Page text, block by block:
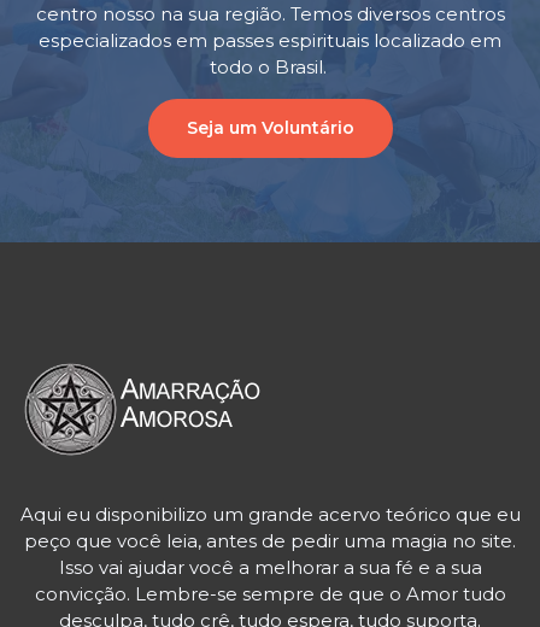
centro nosso na sua região. Temos diversos centros
especializados em passes espirituais localizado em
todo o Brasil.
Seja um Voluntário
Aqui eu disponibilizo um grande acervo teórico que eu
peço que você leia, antes de pedir uma magia no site.
Isso vai ajudar você a melhorar a sua fé e a sua
convicção. Lembre-se sempre de que o Amor tudo
desculpa, tudo crê, tudo espera, tudo suporta.